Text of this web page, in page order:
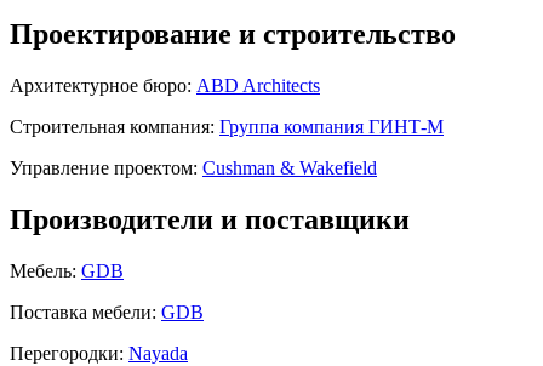
Проектирование и строительство
Архитектурное бюро: ABD Architects
Строительная компания: Группа компания ГИНТ-М
Управление проектом: Cushman & Wakefield
Производители и поставщики
Мебель: GDB
Поставка мебели: GDB
Перегородки: Nayada